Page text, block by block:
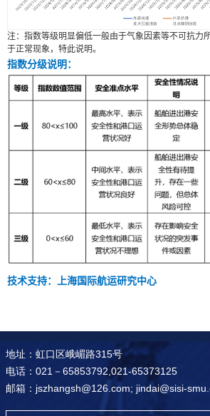
注：指数等级明显偏低一般由于气象因素等不可抗力
于正常现象，特此说明。
指数分级说明：
技术支持：上海国际航运研究中心
地址：虹口区峨嵋路315号
电话：021－65853792,021-65373125
邮箱：jszhangsh@126.com; jindai@sisi-